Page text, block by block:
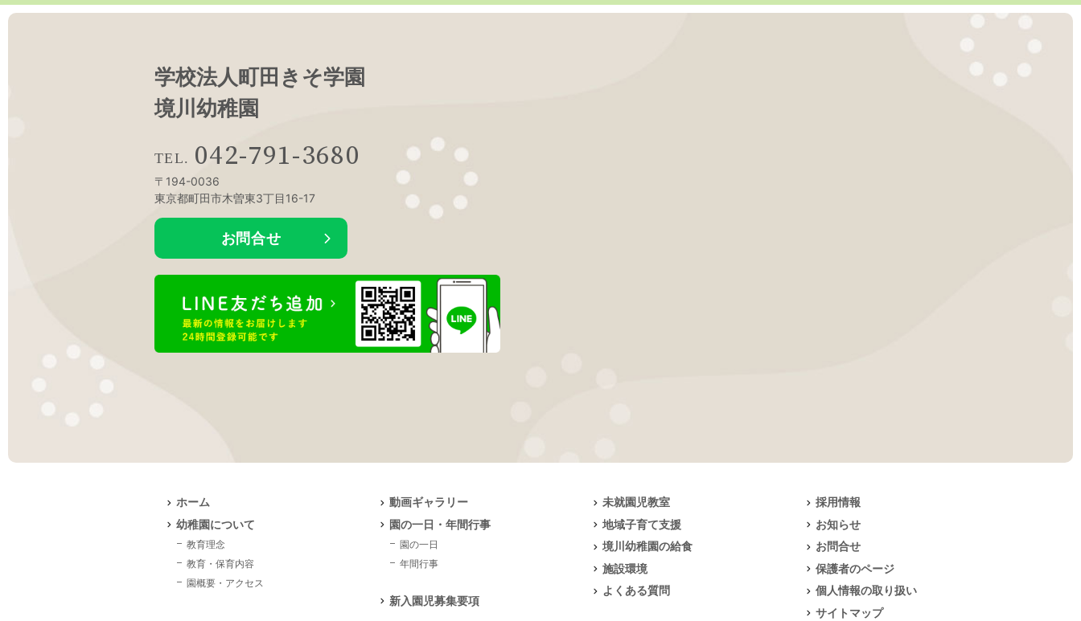
学校法人町田きそ学園
境川幼稚園
042-791-3680
〒194-0036
東京都町田市木曽東3丁目16-17
お問合せ
ホーム
幼稚園について
教育理念
教育・保育内容
園概要・アクセス
動画ギャラリー
園の一日・年間行事
園の一日
年間行事
新入園児募集要項
未就園児教室
地域子育て支援
境川幼稚園の給食
施設環境
よくある質問
採用情報
お知らせ
お問合せ
保護者のページ
個人情報の取り扱い
サイトマップ